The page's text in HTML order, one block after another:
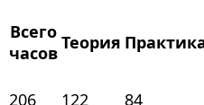
Всего
часовТеория
206 122 84